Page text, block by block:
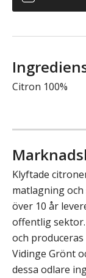
Citron 100%
Klyftade
matlagning
över 10 år
offentlig
och
Vidinge Grönt
dessa odlare